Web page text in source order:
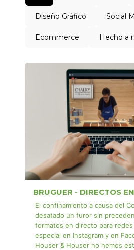
Diseño Gráfico Social
Ecommerce Hecho a
BRUGUER - DIRECTOS
El confinamiento a causa del
desatado un furor sin
formatos en directo para
especial en Instagram y en
Houser & Houser no hemos